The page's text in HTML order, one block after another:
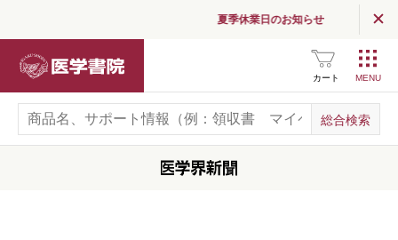
夏季休業日のお知らせ
カート